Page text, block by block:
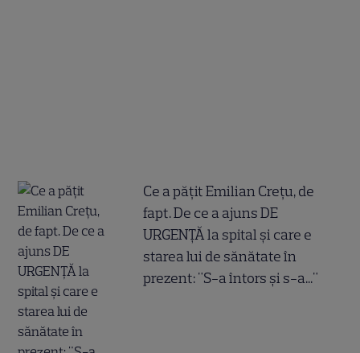
Ce a pățit Emilian Crețu, de
fapt. De ce a ajuns DE
URGENȚĂ la spital și care e
starea lui de sănătate în
prezent: "S-a întors și s-a..."